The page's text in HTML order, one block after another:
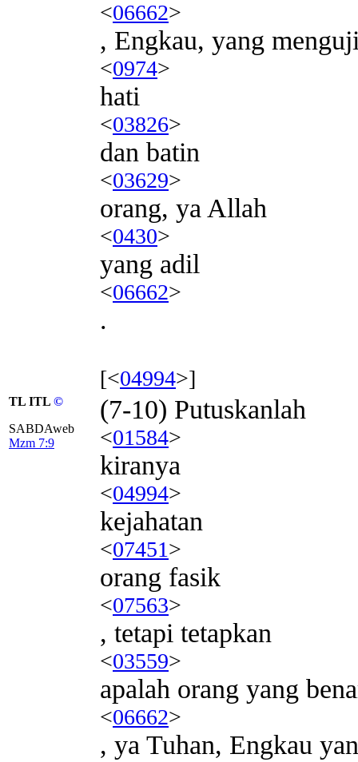
<06662>
, Engkau, yang
<0974>
hati
<03826>
dan batin
<03629>
orang, ya Allah
<0430>
yang adil
<06662>
.
[<04994>]
TL ITL ©
SABDAweb
Mzm 7:9
(7-10) Putuskanlah
<01584>
kiranya
<04994>
kejahatan
<07451>
orang fasik
<07563>
, tetapi tetapkan
<03559>
apalah orang yang
<06662>
, ya Tuhan, Engkau